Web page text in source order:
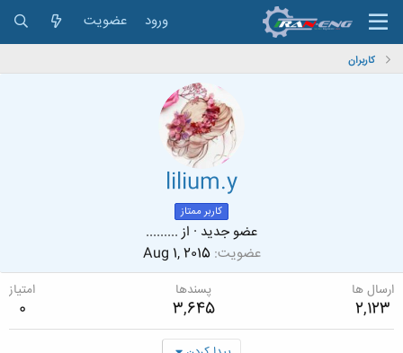
ورود عضویت
کاربران
lilium.y
کاربر ممتاز
عضو جدید · از .........
عضویت Aug 1, 2015
ارسال ها
2,123
پسندها
3,645
امتیاز
0